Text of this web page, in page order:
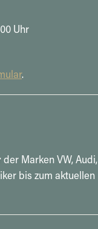
Uhr
.
der Marken VW, Audi,
bis zum aktuellen